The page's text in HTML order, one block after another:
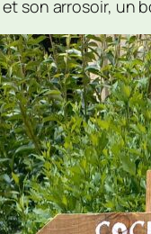
son arrosoir, un